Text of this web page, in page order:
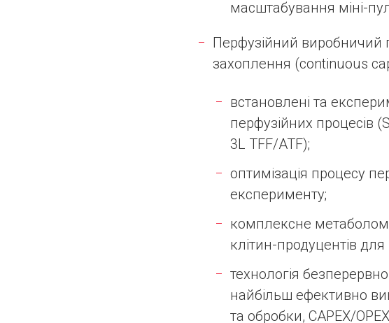
масштабування міні-
Перфузійний виробничий
захоплення (continuous
встановлені та
перфузійних процесів
3L TFF/ATF);
оптимізація процесу
експерименту;
комплексне
клітин-продуцентів
технологія
найбільш ефективно
та обробки, CAPEX/